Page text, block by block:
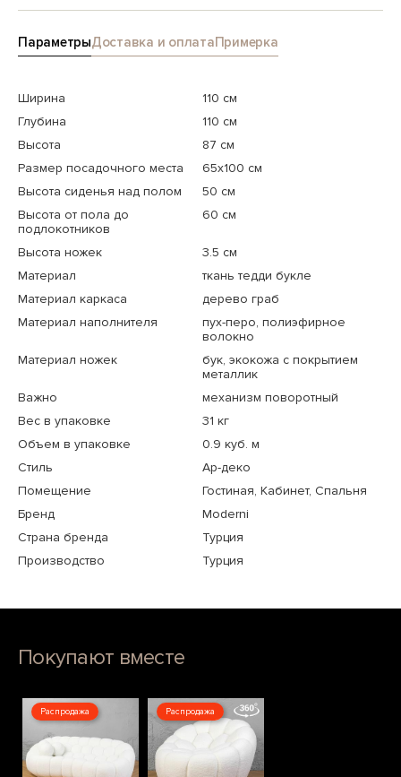
ПараметрыДоставка и оплатаПримерка
Ширина
110 см
Глубина
110 см
Высота
87 см
Размер посадочного места
65х100 см
Высота сиденья над полом
50 см
Высота от пола до
подлокотников
60 см
Высота ножек
3.5 см
Материал
ткань тедди букле
Материал каркаса
дерево граб
Материал наполнителя
пух-перо, полиэфирное
волокно
Материал ножек
бук, экокожа с покрытием
металлик
Важно
механизм поворотный
Вес в упаковке
31 кг
Объем в упаковке
0.9 куб. м
Стиль
Ар-деко
Помещение
Гостиная, Кабинет, Спальня
Бренд
Moderni
Страна бренда
Турция
Производство
Турция
Покупают вместе
Распродажа Распродажа